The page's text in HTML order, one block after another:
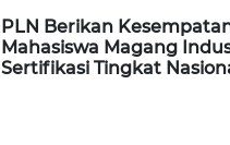
PLN Berikan
Mahasiswa Magang
Sertifikasi Tingkat